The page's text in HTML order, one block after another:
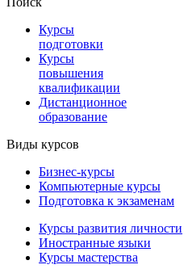
Курсы
подготовки
Курсы
повышения
квалификации
Дистанционное
образование
Виды курсов
Бизнес-курсы
Компьютерные курсы
Подготовка к экзаменам
Курсы развития личности
Иностранные языки
Курсы мастерства